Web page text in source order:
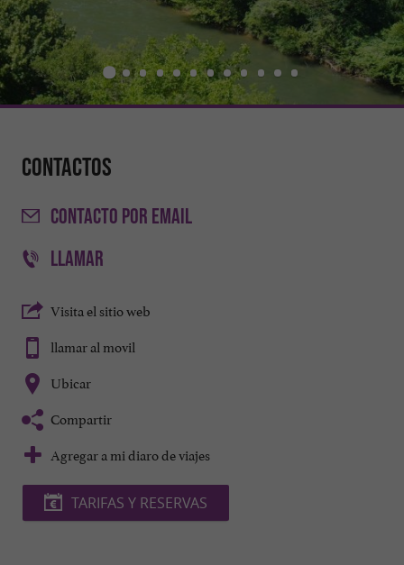
Contactos
CONTACTO POR EMAIL
LLAMAR
Visita el sitio web
llamar al movil
Ubicar
Compartir
Agregar a mi diaro de viajes
TARIFAS Y RESERVAS